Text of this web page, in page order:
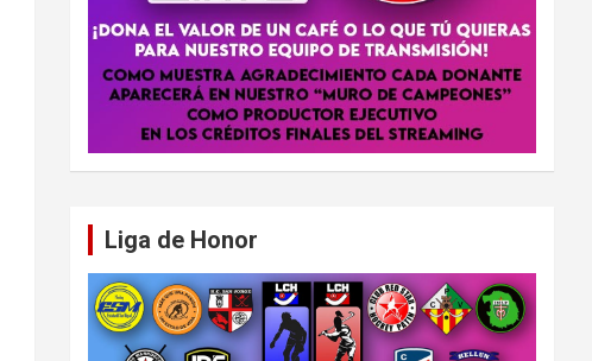
Liga de Honor